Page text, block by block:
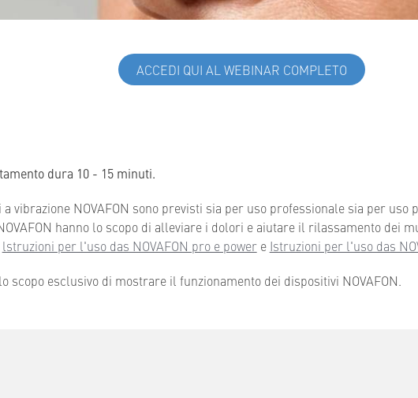
ACCEDI QUI AL WEBINAR COMPLETO
dura 10 - 15 minuti.
a vibrazione NOVAFON sono previsti sia per uso professionale sia per uso
hanno lo scopo di alleviare i dolori e aiutare il rilassamento dei
lstruzioni per l'uso das NOVAFON pro e powere Istruzioni per l'uso das
scopo esclusivo di mostrare il funzionamento dei dispositivi NOVAFON.